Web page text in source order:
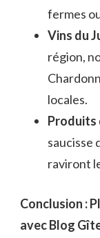
fermes
Vins du
région,
locales.
Produits
saucisse
raviront
Conclusion :
avec Blog